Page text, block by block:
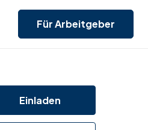
Für Arbeitgeber
Einladen